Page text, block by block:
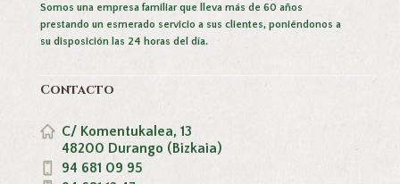
Somos una empresa familiar que lleva más de 60 años
prestando un esmerado servicio a sus clientes, poniéndonos a
su disposición las 24 horas del día.
Contacto
C/ Komentukalea, 13
48200 Durango (Bizkaia)
94 681 09 95